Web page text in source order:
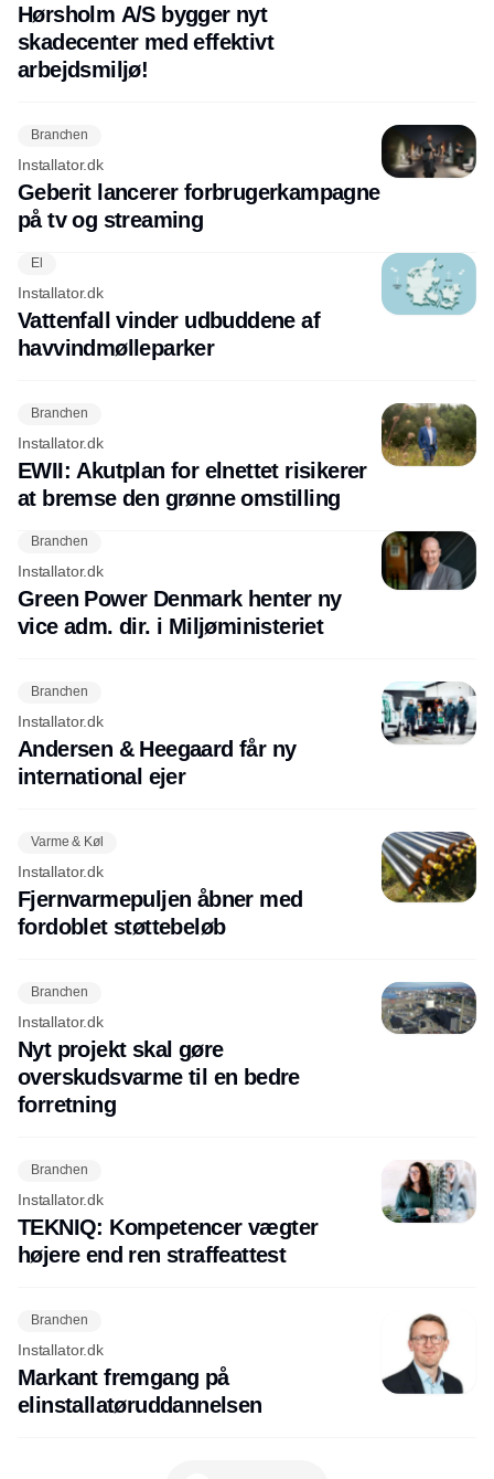
Hørsholm A/S bygger nyt
skadecenter med effektivt
arbejdsmiljø!
Branchen
Installator.dk
Geberit lancerer forbrugerkampagne
på tv og streaming
El
Installator.dk
Vattenfall vinder udbuddene af
havvindmølleparker
Branchen
Installator.dk
EWII: Akutplan for elnettet risikerer
at bremse den grønne omstilling
Branchen
Installator.dk
Green Power Denmark henter ny
vice adm. dir. i Miljøministeriet
Branchen
Installator.dk
Andersen & Heegaard får ny
international ejer
Varme & Køl
Installator.dk
Fjernvarmepuljen åbner med
fordoblet støttebeløb
Branchen
Installator.dk
Nyt projekt skal gøre
overskudsvarme til en bedre
forretning
Branchen
Installator.dk
TEKNIQ: Kompetencer vægter
højere end ren straffeattest
Branchen
Installator.dk
Markant fremgang på
elinstallatøruddannelsen